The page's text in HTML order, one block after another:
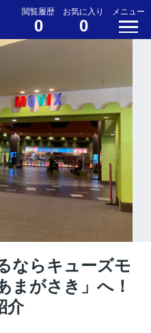
閲覧履歴
0
お気に入り
0
メニュー
ならキューズモ
まがさき」へ！
介